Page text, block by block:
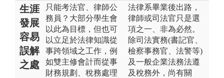
生涯
發展
容易
誤解
之處
只能考法官、律師公
務員？大部分學生會
以此為目標，但也可
以立足於法律知識從
事跨領域之工作，例
如雙主修會計而從事
財務規劃、稅務處理
法律系畢業後出路，
律師或司法官只是選
項之一、非為必然。
除司法實務(書記官、
檢察事務官、法警等)
及一般企業法務法遵
及稅務外，尚有關